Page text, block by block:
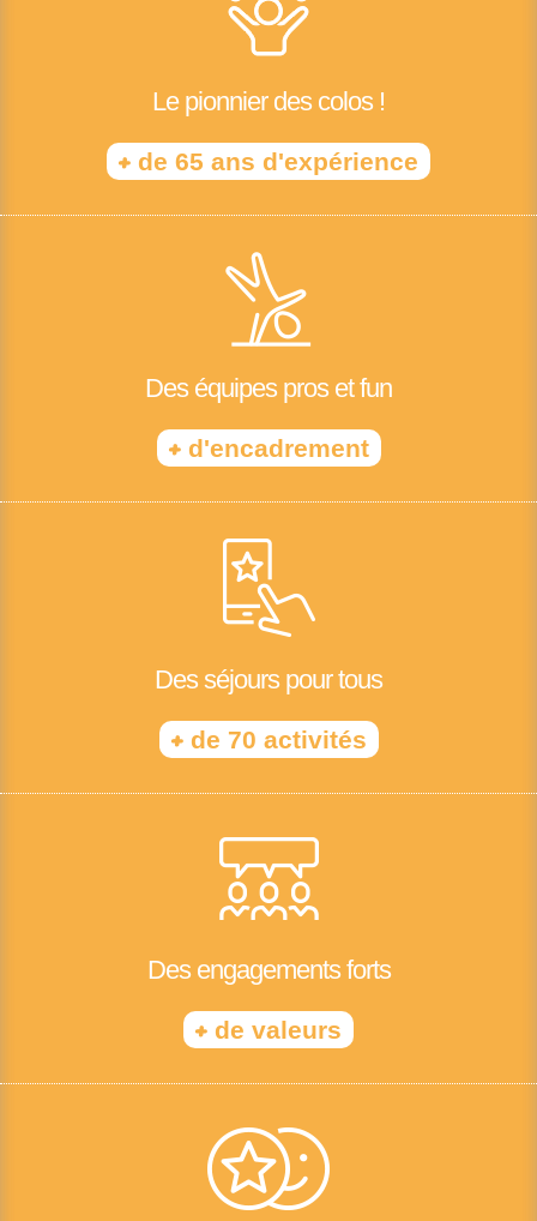
Le pionnier des colos !
+ de 65 ans d'expérience
Des équipes pros et fun
+d'encadrement
Des séjours pour tous
+de 70 activités
Des engagements forts
+ de valeurs